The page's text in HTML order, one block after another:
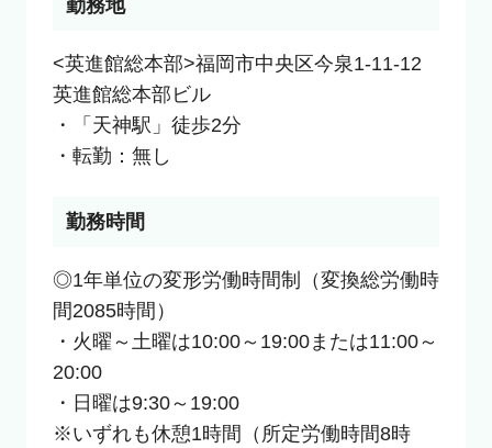
勤務地
<英進館総本部>福岡市中央区今泉1-11-12
英進館総本部ビル
・「天神駅」徒歩2分
・転勤：無し
勤務時間
◎1年単位の変形労働時間制（変換総労働時
間2085時間）
・火曜～土曜は10:00～19:00または11:00～
20:00
・日曜は9:30～19:00
※いずれも休憩1時間（所定労働時間8時